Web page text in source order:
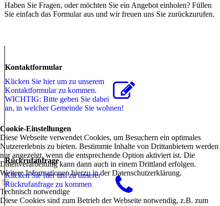
Haben Sie Fragen, oder möchten Sie ein Angebot einholen? Füllen
Sie einfach das Formular aus und wir freuen uns Sie zurückzurufen.
Kontaktformular
Klicken Sie hier um zu unserem
Kon­takt­for­mu­lar zu kommen.
WICHTIG: Bitte geben Sie dabei
an, in welcher Gemeinde Sie wohnen!
Rückrufanfrage
Klicken Sie hier um zu unserer
Rückrufanfrage zu kommen
Cookie-Einstellungen
Diese Webseite verwendet Cookies, um Besuchern ein optimales
Nutzererlebnis zu bieten. Bestimmte Inhalte von Drittanbietern werden
nur angezeigt, wenn die entsprechende Option aktiviert ist. Die
Datenverarbeitung kann dann auch in einem Drittland erfolgen.
Weitere Informationen hierzu in der Datenschutzerklärung.
Technisch notwendige
Diese Cookies sind zum Betrieb der Webseite notwendig, z.B. zum